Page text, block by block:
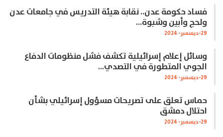
فساد حكومة عدن.. نقابة هيئة التدريس في جامعات عدن
ولحج وأبين وشبوة…
29-ديسمبر- 2024
وسائل إعلام إسرائيلية تكشف فشل منظومات الدفاع
الجوي المتطورة في التصدي…
29-ديسمبر- 2024
حماس تعلق على تصريحات مسؤول إسرائيلي بشأن
احتلال دمشق
29-ديسمبر- 2024